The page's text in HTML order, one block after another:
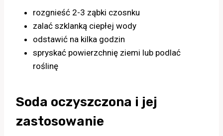
rozgnieść 2-3 ząbki czosnku
zalać szklanką ciepłej wody
odstawić na kilka godzin
spryskać powierzchnię ziemi lub podlać
roślinę
Soda oczyszczona i jej
zastosowanie